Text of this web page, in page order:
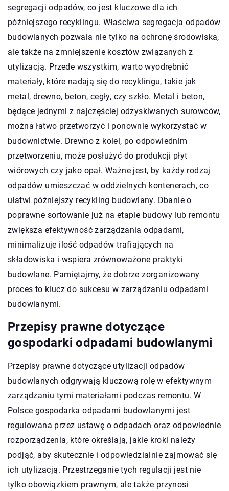
segregacji odpadów, co jest kluczowe dla ich
późniejszego recyklingu. Właściwa segregacja odpadów
budowlanych pozwala nie tylko na ochronę środowiska,
ale także na zmniejszenie kosztów związanych z
utylizacją. Przede wszystkim, warto wyodrębnić
materiały, które nadają się do recyklingu, takie jak
metal, drewno, beton, cegły, czy szkło. Metal i beton,
będące jednymi z najczęściej odzyskiwanych surowców,
można łatwo przetworzyć i ponownie wykorzystać w
budownictwie. Drewno z kolei, po odpowiednim
przetworzeniu, może posłużyć do produkcji płyt
wiórowych czy jako opał. Ważne jest, by każdy rodzaj
odpadów umieszczać w oddzielnych kontenerach, co
ułatwi późniejszy recykling budowlany. Dbanie o
poprawne sortowanie już na etapie budowy lub remontu
zwiększa efektywność zarządzania odpadami,
minimalizuje ilość odpadów trafiających na
składowiska i wspiera zrównoważone praktyki
budowlane. Pamiętajmy, że dobrze zorganizowany
proces to klucz do sukcesu w zarządzaniu odpadami
budowlanymi.
Przepisy prawne dotyczące
gospodarki odpadami budowlanymi
Przepisy prawne dotyczące utylizacji odpadów
budowlanych odgrywają kluczową rolę w efektywnym
zarządzaniu tymi materiałami podczas remontu. W
Polsce gospodarka odpadami budowlanymi jest
regulowana przez ustawę o odpadach oraz odpowiednie
rozporządzenia, które określają, jakie kroki należy
podjąć, aby skutecznie i odpowiedzialnie zajmować się
ich utylizacją. Przestrzeganie tych regulacji jest nie
tylko obowiązkiem prawnym, ale także przynosi